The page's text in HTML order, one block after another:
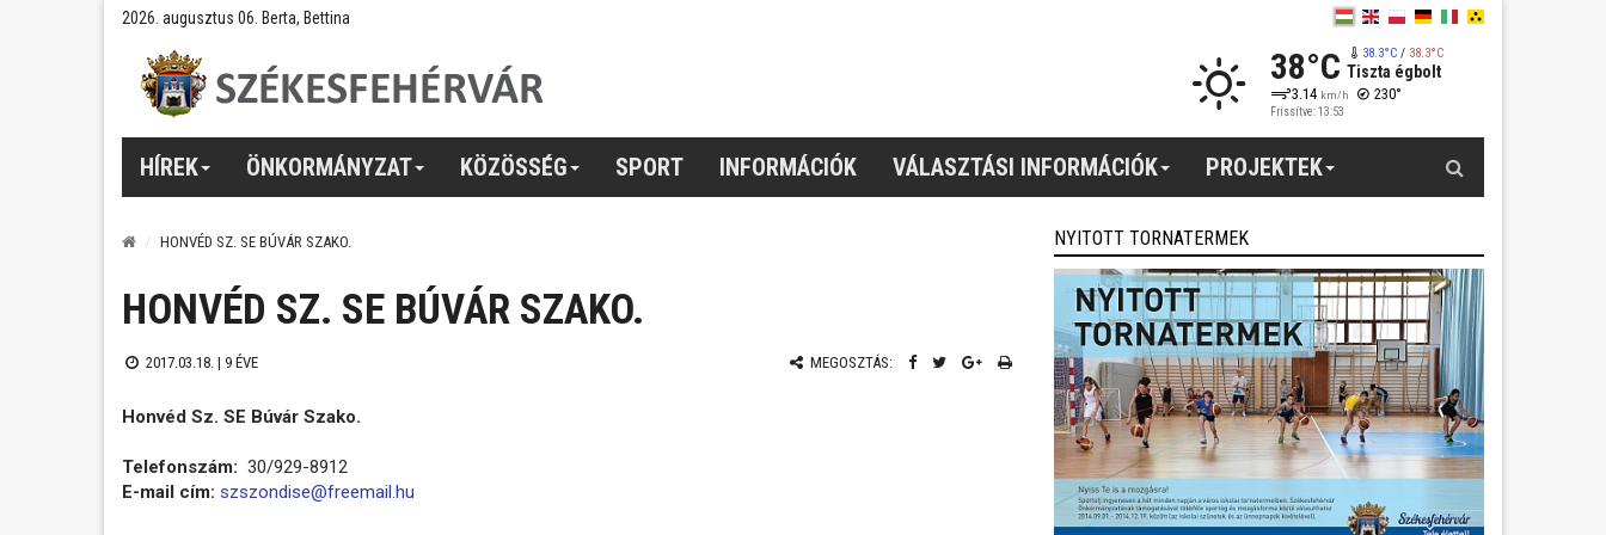
2026. augusztus 06. Berta, Bettina
38°C 38.3°C/ 38.3°C
Tiszta égbolt
3.14 km/h 230°
Frissítve: 13:53
HÍREK ÖNKORMÁNYZAT KÖZÖSSÉG SPORT INFORMÁCIÓK VÁLASZTÁSI INFORMÁCIÓK PROJEKTEK
HONVÉD SZ. SE BÚVÁR SZAKO.
HONVÉD SZ. SE BÚVÁR SZAKO.
2017.03.18. | 9 ÉVE MEGOSZTÁS:
Honvéd Sz. SE Búvár Szako.
Telefonszám: 30/929-8912
E-mail cím: szszondise@freemail.hu
NYITOTT TORNATERMEK